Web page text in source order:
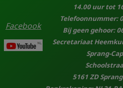
Facebook
14.00 uur tot
Telefoonnummer:
Bij geen gehoor:
Secretariaat
Sprang-
5161 ZD